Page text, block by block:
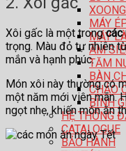
MÁY
MÁY
ẤM
TĂM
BÀN
CHẢO
BÌNH
HỆ THỐNG
CATALOGUE
BẢO HÀNH
Xôi gấc là một trongcác
trọng. Màu đỏ tự nhiên
mắn và hạnh phúc.
Món xôi này thường có
một năm mới viên mãn.
ngọt nhẹ, khiến món ăn